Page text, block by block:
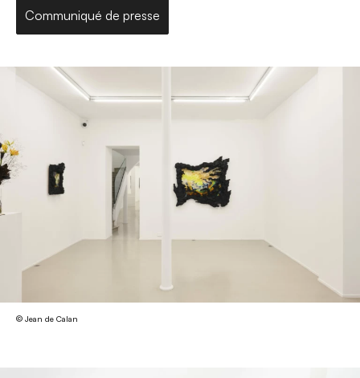
Communiqué de presse
© Jean de Calan